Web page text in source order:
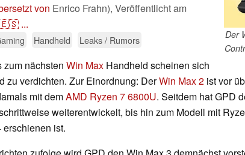
Der
von Enrico Frahn), Veröffentlicht am
🇪🇸 ...
Handheld Leaks / Rumors
zum nächsten Win Max Handheld scheinen sich
zu verdichten. Zur Einordnung: DerWin Max 2 ist vor
mit demAMD Ryzen 7 6800U. Seitdem hat GPD
weiterentwickelt, bis hin zum Modell mit
erschienen ist.